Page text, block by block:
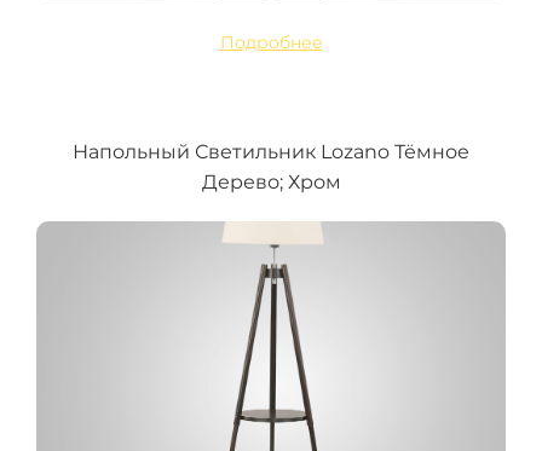
Подробнее
Напольный Светильник Lozano Тёмное
Дерево; Хром